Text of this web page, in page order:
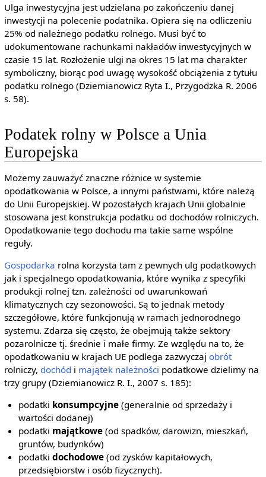
Ulga inwestycyjna jest udzielana po zakończeniu danej
inwestycji na polecenie podatnika. Opiera się na odliczeniu
25% od należnego podatku rolnego. Musi być to
udokumentowane rachunkami nakładów inwestycyjnych w
czasie 15 lat. Rozłożenie ulgi na okres 15 lat ma charakter
symboliczny, biorąc pod uwagę wysokość obciążenia z tytułu
podatku rolnego (Dziemianowicz Ryta I., Przygodzka R. 2006
s. 58).
Podatek rolny w Polsce a Unia
Europejska
Możemy zauważyć znaczne różnice w systemie
opodatkowania w Polsce, a innymi państwami, które należą
do Unii Europejskiej. W pozostałych krajach Unii globalnie
stosowana jest konstrukcja podatku od dochodów rolniczych.
Opodatkowanie tego dochodu ma takie same wspólne
reguły.
Gospodarka rolna korzysta tam z pewnych ulg podatkowych
jak i specjalnego opodatkowania, które wynika z specyfiki
produkcji rolnej tzn. zależności od uwarunkowań
klimatycznych czy sezonowości. Są to jednak metody
szczegółowe, które funkcjonują w ramach jednorodnego
systemu. Zdarza się często, że obejmują także sektory
pozarolnicze tj. średnie i małe firmy. Ze względu na to, że
opodatkowaniu w krajach UE podlega zazwyczaj obrót
rolniczy, dochód i majątek należności podatkowe dzielimy na
trzy grupy (Dziemianowicz R. I., 2007 s. 185):
podatki konsumpcyjne(generalnie od sprzedaży i
wartości dodanej)
podatki majątkowe(od spadków, darowizn, mieszkań,
gruntów, budynków)
podatkidochodowe (od zysków kapitałowych,
przedsiębiorstw i osób fizycznych).